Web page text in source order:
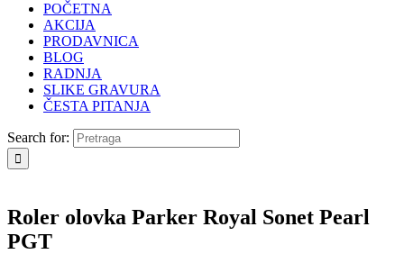
POČETNA
AKCIJA
PRODAVNICA
BLOG
RADNJA
SLIKE GRAVURA
ČESTA PITANJA
Search for:
Roler olovka Parker Royal Sonet Pearl
PGT